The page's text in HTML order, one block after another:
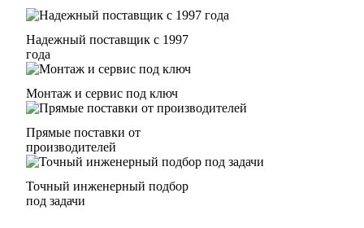
Надежный поставщик с 1997
года
Монтаж и сервис под ключ
Прямые поставки от
производителей
Точный инженерный подбор
под задачи